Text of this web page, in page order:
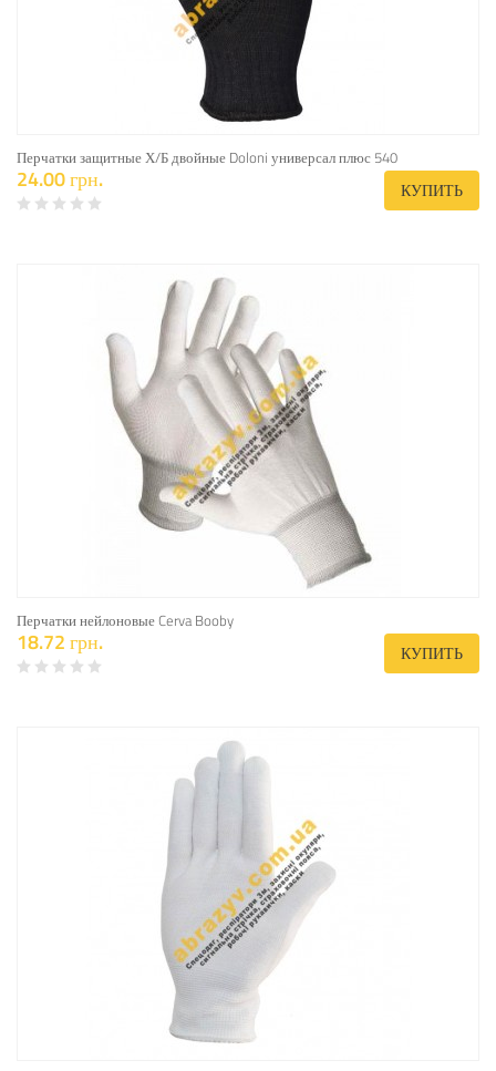
Перчатки защитные Х/Б двойные Doloni универсал плюс 540
24.00 грн. КУПИТЬ
Перчатки нейлоновые Cerva Booby
18.72 грн. КУПИТЬ